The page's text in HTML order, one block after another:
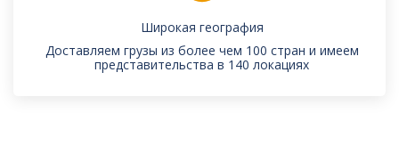
Широкая география
Доставляем грузы из более чем 100 стран и имеем
представительства в 140 локациях